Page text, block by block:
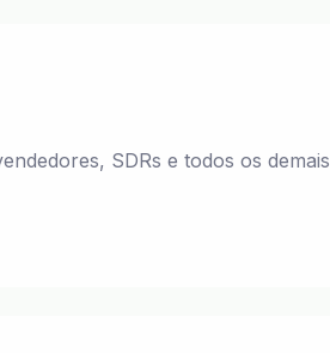
SDRs e todos os demais